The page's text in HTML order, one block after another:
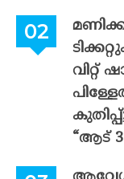
വിറ്റ്
“ആട് 3